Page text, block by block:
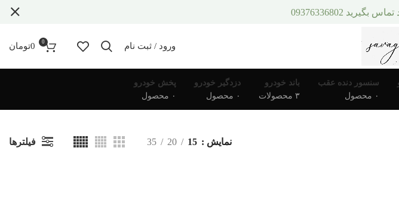
ورود / ثبت نام 0
0تومان
سنسور دنده عقب
۰ محصول
باند خودرو
۳ محصولات
دزدگیر خودرو
۰ محصول
پخش خودرو
۰ محصول
نمایش 15
20
35 فیلترها
09376336802